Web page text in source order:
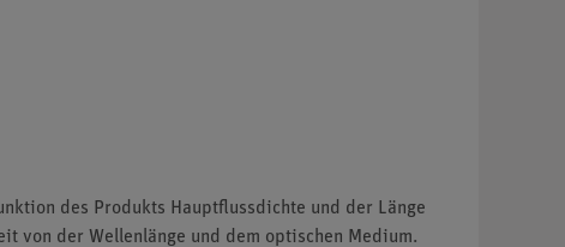
des Produkts Hauptflussdichte und der Länge
von der Wellenlänge und dem optischen Medium.